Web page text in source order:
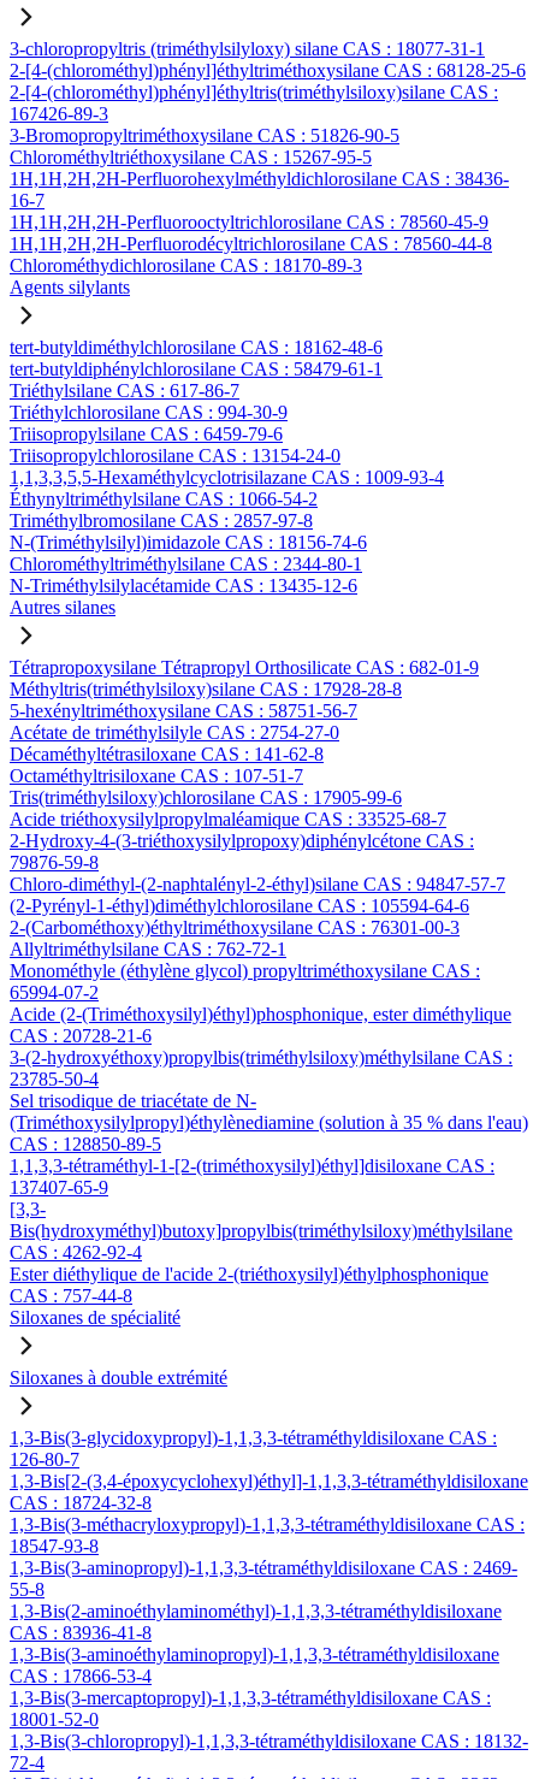
3-chloropropyltris (triméthylsilyloxy) silane CAS : 18077-31-1
2-[4-(chlorométhyl)phényl]éthyltriméthoxysilane CAS : 68128-25-6
2-[4-(chlorométhyl)phényl]éthyltris(triméthylsiloxy)silane CAS :
167426-89-3
3-Bromopropyltriméthoxysilane CAS : 51826-90-5
Chlorométhyltriéthoxysilane CAS : 15267-95-5
1H,1H,2H,2H-Perfluorohexylméthyldichlorosilane CAS : 38436-
16-7
1H,1H,2H,2H-Perfluorooctyltrichlorosilane CAS : 78560-45-9
1H,1H,2H,2H-Perfluorodécyltrichlorosilane CAS : 78560-44-8
Chlorométhydichlorosilane CAS : 18170-89-3
Agents silylants
tert-butyldiméthylchlorosilane CAS : 18162-48-6
tert-butyldiphénylchlorosilane CAS : 58479-61-1
Triéthylsilane CAS : 617-86-7
Triéthylchlorosilane CAS : 994-30-9
Triisopropylsilane CAS : 6459-79-6
Triisopropylchlorosilane CAS : 13154-24-0
1,1,3,3,5,5-Hexaméthylcyclotrisilazane CAS : 1009-93-4
Éthynyltriméthylsilane CAS : 1066-54-2
Triméthylbromosilane CAS : 2857-97-8
N-(Triméthylsilyl)imidazole CAS : 18156-74-6
Chlorométhyltriméthylsilane CAS : 2344-80-1
N-Triméthylsilylacétamide CAS : 13435-12-6
Autres silanes
Tétrapropoxysilane Tétrapropyl Orthosilicate CAS : 682-01-9
Méthyltris(triméthylsiloxy)silane CAS : 17928-28-8
5-hexényltriméthoxysilane CAS : 58751-56-7
Acétate de triméthylsilyle CAS : 2754-27-0
Décaméthyltétrasiloxane CAS : 141-62-8
Octaméthyltrisiloxane CAS : 107-51-7
Tris(triméthylsiloxy)chlorosilane CAS : 17905-99-6
Acide triéthoxysilylpropylmaléamique CAS : 33525-68-7
2-Hydroxy-4-(3-triéthoxysilylpropoxy)diphénylcétone CAS :
79876-59-8
Chloro-diméthyl-(2-naphtalényl-2-éthyl)silane CAS : 94847-57-7
(2-Pyrényl-1-éthyl)diméthylchlorosilane CAS : 105594-64-6
2-(Carbométhoxy)éthyltriméthoxysilane CAS : 76301-00-3
Allyltriméthylsilane CAS : 762-72-1
Monométhyle (éthylène glycol) propyltriméthoxysilane CAS :
65994-07-2
Acide (2-(Triméthoxysilyl)éthyl)phosphonique, ester diméthylique
CAS : 20728-21-6
3-(2-hydroxyéthoxy)propylbis(triméthylsiloxy)méthylsilane CAS :
23785-50-4
Sel trisodique de triacétate de N-
(Triméthoxysilylpropyl)éthylènediamine (solution à 35 % dans l'eau)
CAS : 128850-89-5
1,1,3,3-tétraméthyl-1-[2-(triméthoxysilyl)éthyl]disiloxane CAS :
137407-65-9
[3,3-
Bis(hydroxyméthyl)butoxy]propylbis(triméthylsiloxy)méthylsilane
CAS : 4262-92-4
Ester diéthylique de l'acide 2-(triéthoxysilyl)éthylphosphonique
CAS : 757-44-8
Siloxanes de spécialité
Siloxanes à double extrémité
1,3-Bis(3-glycidoxypropyl)-1,1,3,3-tétraméthyldisiloxane CAS :
126-80-7
1,3-Bis[2-(3,4-époxycyclohexyl)éthyl]-1,1,3,3-tétraméthyldisiloxane
CAS : 18724-32-8
1,3-Bis(3-méthacryloxypropyl)-1,1,3,3-tétraméthyldisiloxane CAS :
18547-93-8
1,3-Bis(3-aminopropyl)-1,1,3,3-tétraméthyldisiloxane CAS : 2469-
55-8
1,3-Bis(2-aminoéthylaminométhyl)-1,1,3,3-tétraméthyldisiloxane
CAS : 83936-41-8
1,3-Bis(3-aminoéthylaminopropyl)-1,1,3,3-tétraméthyldisiloxane
CAS : 17866-53-4
1,3-Bis(3-mercaptopropyl)-1,1,3,3-tétraméthyldisiloxane CAS :
18001-52-0
1,3-Bis(3-chloropropyl)-1,1,3,3-tétraméthyldisiloxane CAS : 18132-
72-4